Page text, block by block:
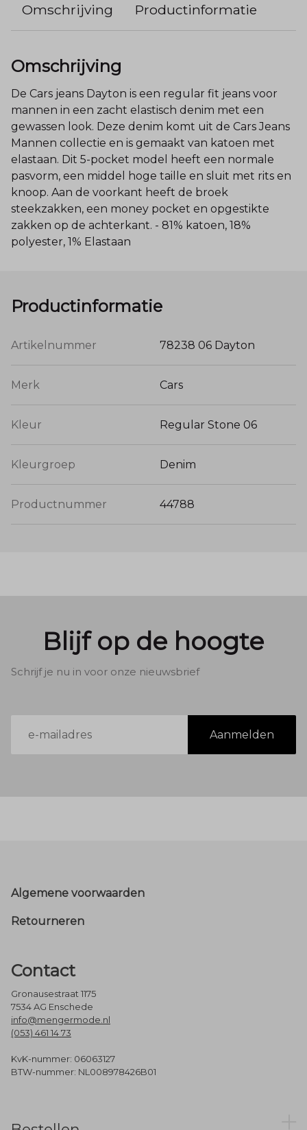
Omschrijving Productinformatie
Omschrijving
De Cars jeans Dayton is een regular fit jeans voor
mannen in een zacht elastisch denim met een
gewassen look. Deze denim komt uit de Cars Jeans
Mannen collectie en is gemaakt van katoen met
elastaan. Dit 5-pocket model heeft een normale
pasvorm, een middel hoge taille en sluit met rits en
knoop. Aan de voorkant heeft de broek
steekzakken, een money pocket en opgestikte
zakken op de achterkant. - 81% katoen, 18%
polyester, 1% Elastaan
Productinformatie
Artikelnummer 78238 06 Dayton
Merk Cars
Kleur Regular Stone 06
Kleurgroep Denim
Productnummer 44788
Blijf op de hoogte
Schrijf je nu in voor onze nieuwsbrief
mailadres
Aanmelden
Footer
Algemene voorwaarden
Retourneren
Contact
Gronausestraat 1175
7534 AG Enschede
info@mengermode.nl
(053) 461 14 73
KvK-nummer: 06063127
BTW-nummer: NL008978426B01